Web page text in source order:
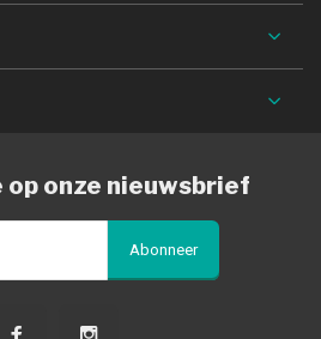
op onze nieuwsbrief
Abonneer